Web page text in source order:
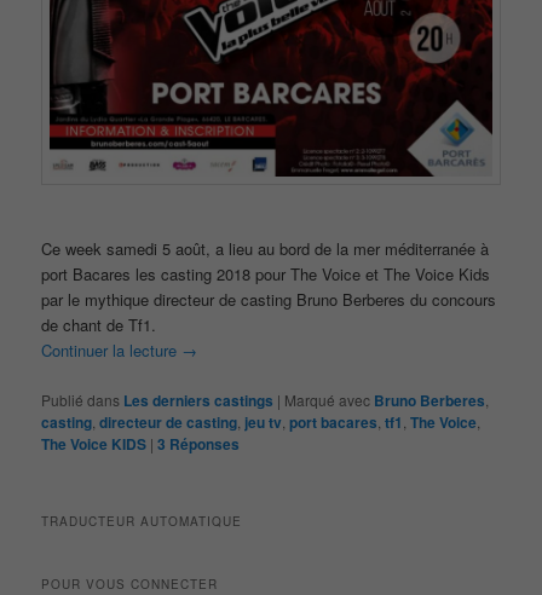
Ce week samedi 5 août, a lieu au bord de la mer méditerranée à
port Bacares les casting 2018 pour The Voice et The Voice Kids
par le mythique directeur de casting Bruno Berberes du concours
de chant de Tf1.
Continuer la lecture →
Publié dans Les derniers castings | Marqué avec Bruno Berberes
casting ,directeur de casting jeu tv ,port bacares ,tf1 ,The Voice
The Voice KIDS |3 Réponses
TRADUCTEUR AUTOMATIQUE
POUR VOUS CONNECTER